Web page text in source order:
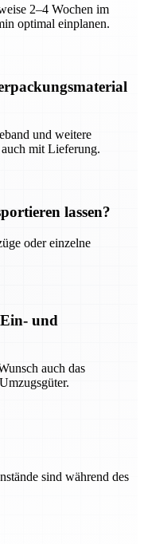
2–4 Wochen im
optimal einplanen.
und weitere
mit Lieferung.
lassen?
oder einzelne
und
auch das
sind während des